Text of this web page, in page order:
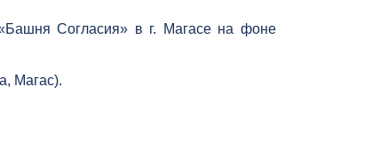
«Башня Согласия» в г. Магасе на фоне
Магас).